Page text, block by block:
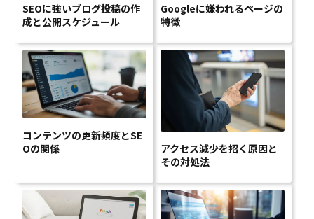
SEOに強いブログ投稿の作
成と公開スケジュール
Googleに嫌われるページの
特徴
コンテンツの更新頻度とSE
Oの関係
アクセス減少を招く原因と
その対処法